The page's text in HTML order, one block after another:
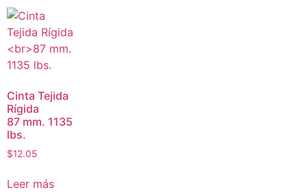
Cinta Tejida
Rígida
87 mm. 1135
lbs.
$12.05
Leer más